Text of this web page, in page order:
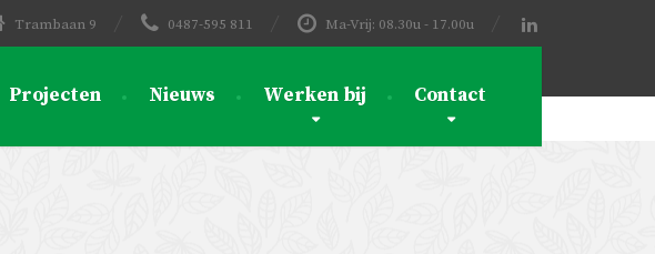
Trambaan 9 0487-595 811 Ma-Vrij: 08.30u - 17.00u
Projecten Nieuws Werken bij Contact